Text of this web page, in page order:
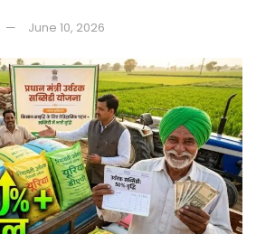
June 10, 2026